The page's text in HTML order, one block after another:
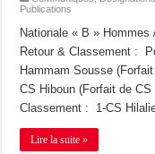
Publications
Nationale « B »
Retour & Classement :
Hammam Sousse
CS Hiboun (Forfait de
Classement : 1-CS
Lire la suite »